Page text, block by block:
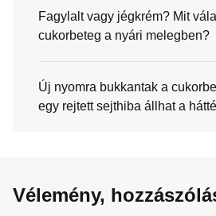
Fagylalt vagy jégkrém? Mit
cukorbeteg a nyári melegben?
Új nyomra bukkantak a
egy rejtett sejthiba állhat a
Vélemény,